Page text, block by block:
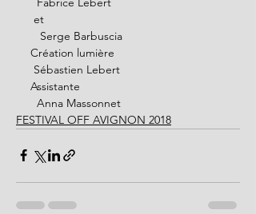
   Serge Barbuscia
Création lumière
Sébastien Lebert
Assistante
  Anna Massonnet
FESTIVAL OFF AVIGNON 2018